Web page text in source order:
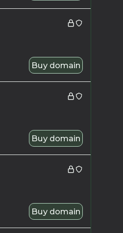
Buy domain
Buy domain
Buy domain